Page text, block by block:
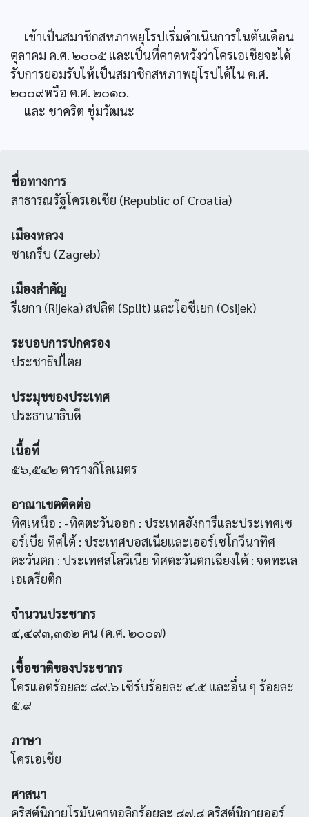
เข้าเป็นสมาชิกสหภาพยุโรปเริ่มดำเนินการในต้นเดือน
ตุลาคม ค.ศ. ๒๐๐๕ และเป็นที่คาดหวังว่าโครเอเชียจะได้
รับการยอมรับให้เป็นสมาชิกสหภาพยุโรปได้ใน ค.ศ.
๒๐๐๙หรือ ค.ศ. ๒๐๑๐.
และ ชาคริต ชุ่มวัฒนะ
ชื่อทางการ
สาธารณรัฐโครเอเชีย (Republic of Croatia)
เมืองหลวง
ซาเกร็บ (Zagreb)
เมืองสำคัญ
รีเยกา (Rijeka) สปลิต (Split) และโอซีเยก (Osijek)
ระบอบการปกครอง
ประชาธิปไตย
ประมุขของประเทศ
ประธานาธิบดี
เนื้อที่
๕๖,๕๔๒ ตารางกิโลเมตร
อาณาเขตติดต่อ
ทิศเหนือ : -ทิศตะวันออก : ประเทศฮังการีและประเทศเซ
อร์เบีย ทิศใต้ : ประเทศบอสเนียและเฮอร์เซโกวีนาทิศ
ตะวันตก : ประเทศสโลวีเนีย ทิศตะวันตกเฉียงใต้ : จดทะเล
เอเดรียติก
จำนวนประชากร
๔,๔๙๓,๓๑๒ คน (ค.ศ. ๒๐๐๗)
เชื้อชาติของประชากร
โครแอตร้อยละ ๘๙.๖ เซิร์บร้อยละ ๔.๕ และอื่น ๆ ร้อยละ
๕.๙
ภาษา
โครเอเชีย
ศาสนา
คริสต์นิกายโรมันคาทอลิกร้อยละ ๘๗.๘ คริสต์นิกายออร์